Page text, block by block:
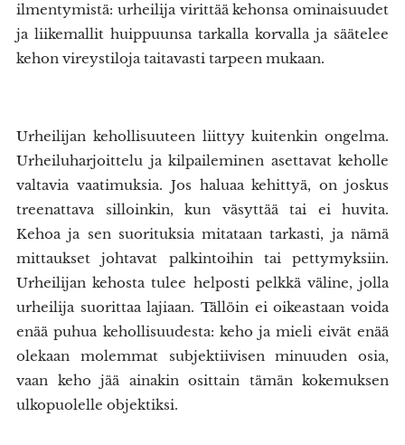
ilmentymistä: urheilija virittää kehonsa ominaisuudet
ja liikemallit huippuunsa tarkalla korvalla ja säätelee
kehon vireystiloja taitavasti tarpeen mukaan.
Urheilijan kehollisuuteen liittyy kuitenkin ongelma.
Urheiluharjoittelu ja kilpaileminen asettavat keholle
valtavia vaatimuksia. Jos haluaa kehittyä, on joskus
treenattava silloinkin, kun väsyttää tai ei huvita.
Kehoa ja sen suorituksia mitataan tarkasti, ja nämä
mittaukset johtavat palkintoihin tai pettymyksiin.
Urheilijan kehosta tulee helposti pelkkä väline, jolla
urheilija suorittaa lajiaan. Tällöin ei oikeastaan voida
enää puhua kehollisuudesta: keho ja mieli eivät enää
olekaan molemmat subjektiivisen minuuden osia,
vaan keho jää ainakin osittain tämän kokemuksen
ulkopuolelle objektiksi.